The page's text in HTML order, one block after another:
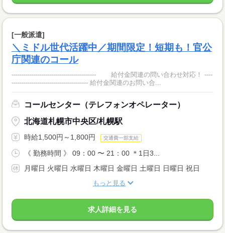
[一般派遣]
＼ミドル世代活躍中／期間限定！短期も！官公
庁関連のコール
------------------------------------------ 給付金関連の問い合わせ対応！ ----
-------------------------------------- 給付金関連のお問い合...
コールセンター（テレフォンオペレーター）
北海道札幌市中央区/札幌駅
時給1,500円～1,800円 交通費一部支給
《 勤務時間 》 09：00 〜 21：00 ＊1日3...
月曜日 火曜日 水曜日 木曜日 金曜日 土曜日 日曜日 祝日
もっと見る
求人詳細を見る